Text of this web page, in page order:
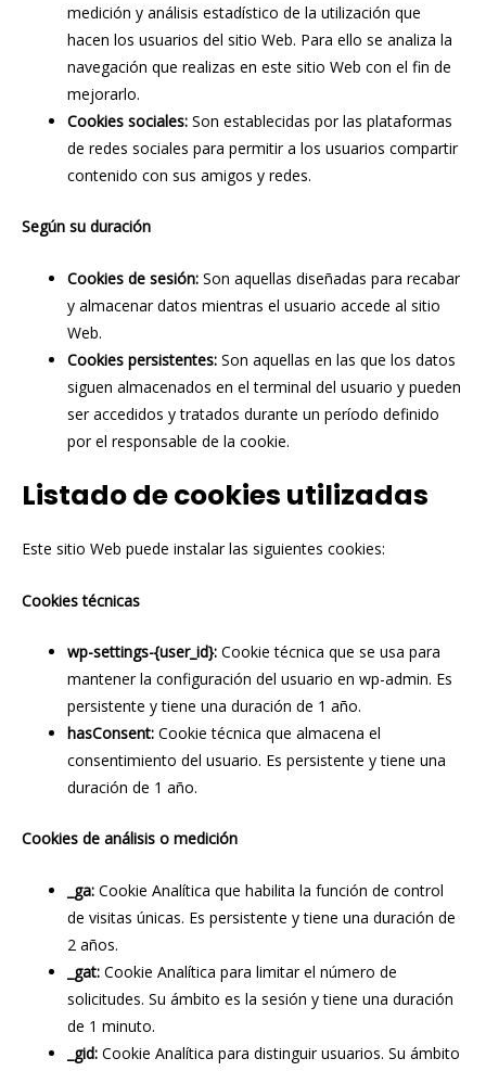
medición y análisis estadístico de la utilización que
hacen los usuarios del sitio Web. Para ello se analiza la
navegación que realizas en este sitio Web con el fin de
mejorarlo.
Cookies sociales: Son establecidas por las plataformas
de redes sociales para permitir a los usuarios compartir
contenido con sus amigos y redes.
Según su duración
Cookies de sesión: Son aquellas diseñadas para recabar
y almacenar datos mientras el usuario accede al sitio
Web.
Cookies persistentes: Son aquellas en las que los datos
siguen almacenados en el terminal del usuario y pueden
ser accedidos y tratados durante un período definido
por el responsable de la cookie.
Listado de cookies utilizadas
Este sitio Web puede instalar las siguientes cookies:
Cookies técnicas
wp-settings-{user_id}: Cookie técnica que se usa para
mantener la configuración del usuario en wp-admin. Es
persistente y tiene una duración de 1 año.
hasConsent: Cookie técnica que almacena el
consentimiento del usuario. Es persistente y tiene una
duración de 1 año.
Cookies de análisis o medición
_ga: Cookie Analítica que habilita la función de control
de visitas únicas. Es persistente y tiene una duración de
2 años.
_gat: Cookie Analítica para limitar el número de
solicitudes. Su ámbito es la sesión y tiene una duración
de 1 minuto.
_gid: Cookie Analítica para distinguir usuarios. Su ámbito